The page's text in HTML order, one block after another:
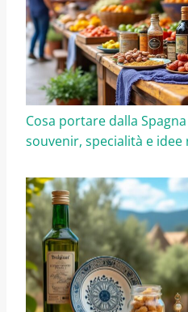
Cosa portare dalla
souvenir, specialità e idee